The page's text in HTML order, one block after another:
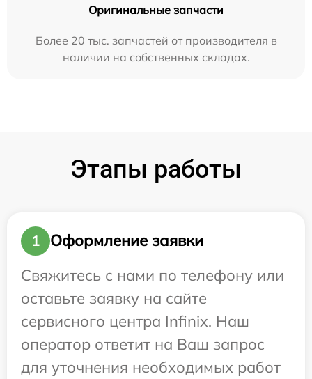
Оригинальные запчасти
Более 20 тыс. запчастей от производителя в
наличии на собственных складах.
Этапы работы
1
Оформление заявки
Свяжитесь с нами по телефону или
оставьте заявку на сайте
сервисного центра Infinix. Наш
оператор ответит на Ваш запрос
для уточнения необходимых работ